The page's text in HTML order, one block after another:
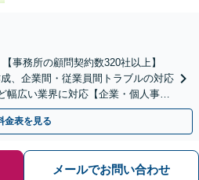
事務所の顧問契約数320社以上】
、企業間・従業員間トラブルの対応
幅広い業界に対応【企業・個人事業
金表を見る
メールでお問い合わせ